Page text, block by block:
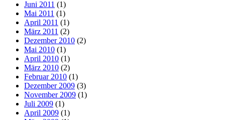
Juni 2011 (1)
Mai 2011 (1)
April 2011 (1)
März 2011 (2)
Dezember 2010 (2)
Mai 2010 (1)
April 2010 (1)
März 2010 (2)
Februar 2010 (1)
Dezember 2009 (3)
November 2009 (1)
Juli 2009 (1)
April 2009 (1)